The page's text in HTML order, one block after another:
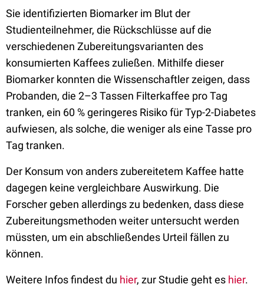
Sie identifizierten Biomarker im Blut der
Studienteilnehmer, die Rückschlüsse auf die
verschiedenen Zubereitungsvarianten des
konsumierten Kaffees zuließen. Mithilfe dieser
Biomarker konnten die Wissenschaftler zeigen, dass
Probanden, die 2–3 Tassen Filterkaffee pro Tag
tranken, ein 60 % geringeres Risiko für Typ-2-Diabetes
aufwiesen, als solche, die weniger als eine Tasse pro
Tag tranken.
Der Konsum von anders zubereitetem Kaffee hatte
dagegen keine vergleichbare Auswirkung. Die
Forscher geben allerdings zu bedenken, dass diese
Zubereitungsmethoden weiter untersucht werden
müssten, um ein abschließendes Urteil fällen zu
können.
Weitere Infos findest du hier, zur Studie geht es hier.